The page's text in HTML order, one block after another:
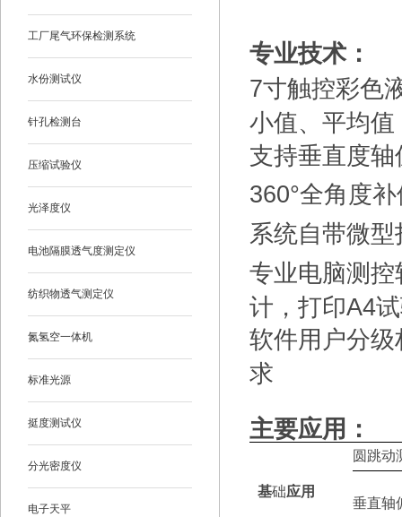
工厂尾气环保检测系统
水份测试仪
针孔检测台
压缩试验仪
光泽度仪
电池隔膜透气度测定仪
纺织物透气测定仪
氮氢空一体机
标准光源
挺度测试仪
分光密度仪
电子天平
专业技术：
7寸触控彩色
小值、平均值
支持垂直度
360°全角度
系统自带微
专业电脑测
计，打印A4
软件用户分
求
主要应用：
基础应用
圆跳动
垂直轴